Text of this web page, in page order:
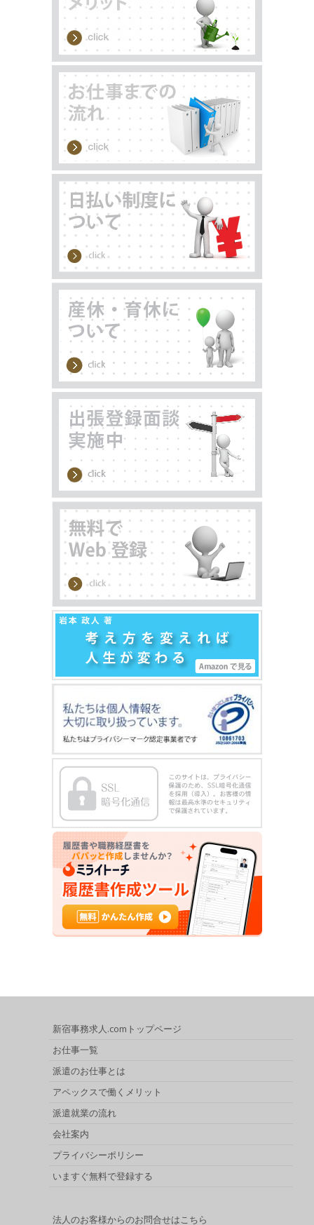
新宿事務求人.comトップページ
お仕事一覧
派遣のお仕事とは
アペックスで働くメリット
派遣就業の流れ
会社案内
プライバシーポリシー
いますぐ無料で登録する
法人のお客様からのお問合せはこちら